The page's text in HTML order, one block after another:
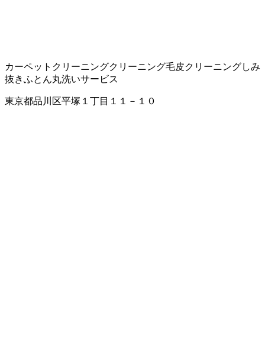
カーペットクリーニングクリーニング毛皮クリーニングしみ
抜きふとん丸洗いサービス
東京都品川区平塚１丁目１１－１０